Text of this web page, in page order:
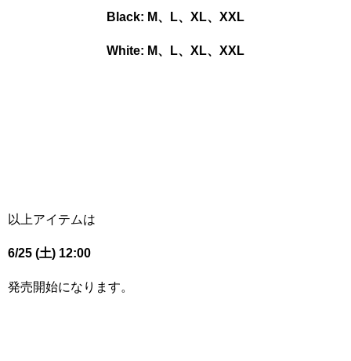
Black: M、 L、XL、XXL
White: M、 L、XL、XXL
以上アイテムは
6/25 (土) 12:00
発売開始になります。